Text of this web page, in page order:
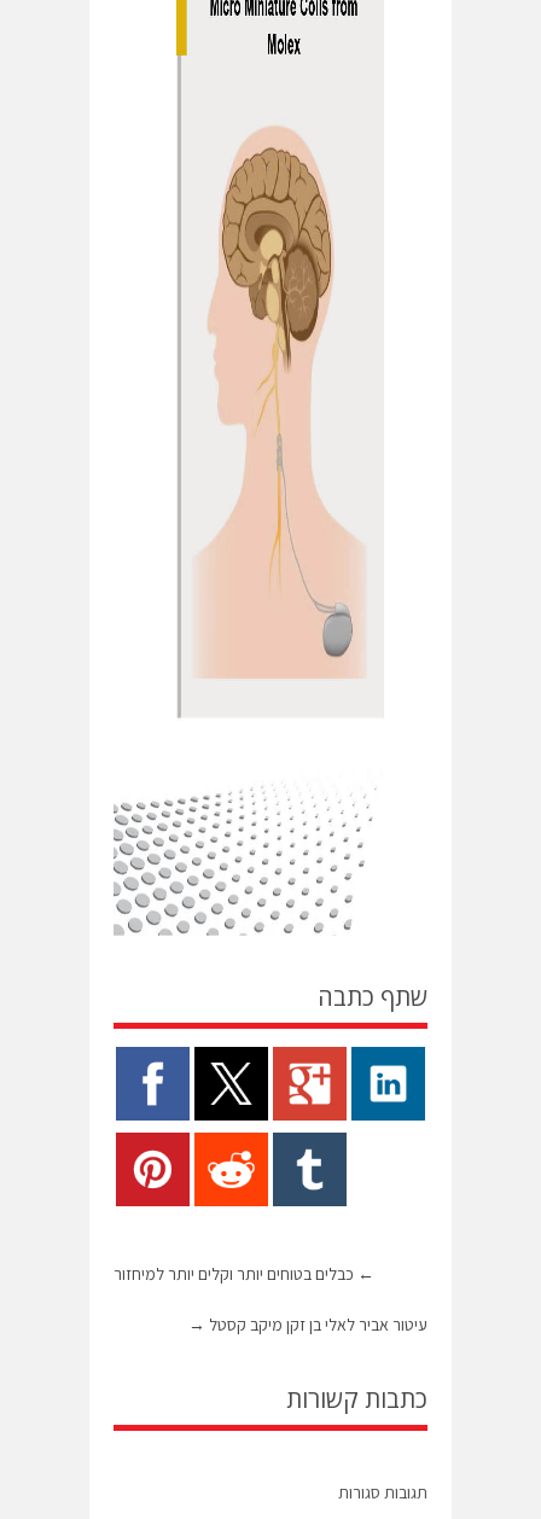
שתף כתבה
← כבלים בטוחים יותר וקלים יותר למיחזור
עיטור אביר לאלי בן זקן מיקב קסטל →
כתבות קשורות
תגובות סגורות